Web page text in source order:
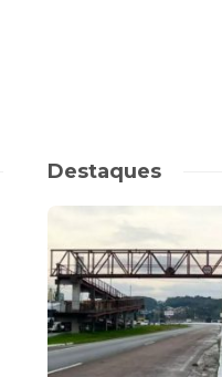
Destaques